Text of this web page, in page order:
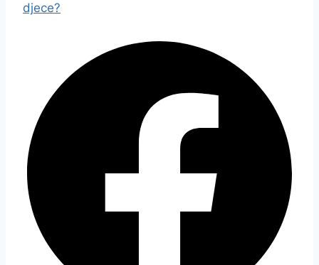
djece?